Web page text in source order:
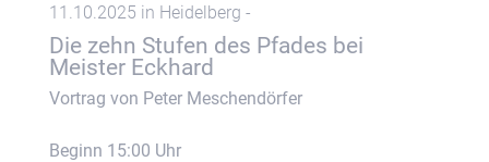
11.10.2025 in Heidelberg -
Die zehn Stufen des Pfades bei
Meister Eckhard
Vortrag von Peter Meschendörfer
Beginn 15:00 Uhr